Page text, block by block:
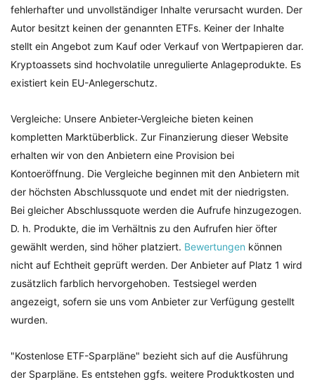
fehlerhafter und unvollständiger Inhalte verursacht wurden. Der
Autor besitzt keinen der genannten ETFs. Keiner der Inhalte
stellt ein Angebot zum Kauf oder Verkauf von Wertpapieren dar.
Kryptoassets sind hochvolatile unregulierte Anlageprodukte. Es
existiert kein EU-Anlegerschutz.
Vergleiche: Unsere Anbieter-Vergleiche bieten keinen
kompletten Marktüberblick. Zur Finanzierung dieser Website
erhalten wir von den Anbietern eine Provision bei
Kontoeröffnung. Die Vergleiche beginnen mit den Anbietern mit
der höchsten Abschlussquote und endet mit der niedrigsten.
Bei gleicher Abschlussquote werden die Aufrufe hinzugezogen.
D. h. Produkte, die im Verhältnis zu den Aufrufen hier öfter
gewählt werden, sind höher platziert. Bewertungen können
nicht auf Echtheit geprüft werden. Der Anbieter auf Platz 1 wird
zusätzlich farblich hervorgehoben. Testsiegel werden
angezeigt, sofern sie uns vom Anbieter zur Verfügung gestellt
wurden.
"Kostenlose ETF-Sparpläne" bezieht sich auf die Ausführung
der Sparpläne. Es entstehen ggfs. weitere Produktkosten und